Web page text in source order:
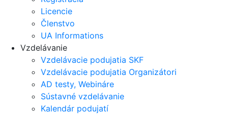
Licencie
Členstvo
UA Informations
Vzdelávanie
Vzdelávacie podujatia SKF
Vzdelávacie podujatia Organizátori
AD testy, Webináre
Sústavné vzdelávanie
Kalendár podujatí